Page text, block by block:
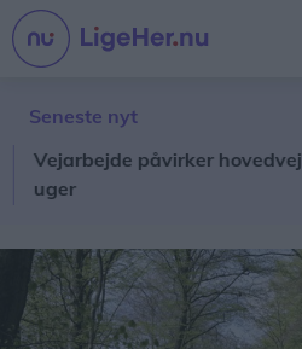
Seneste nyt
påvirker hovedvej i flere